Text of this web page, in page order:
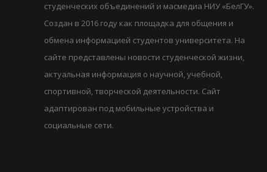
студенческих объединений и масмедиа НИУ «БелГУ».
Создан в 2016 году как площадка для общения и
обмена информацией студентов университета. На
сайте представлены новости студенческой жизни,
актуальная информация о научной, учебной,
спортивной, творческой деятельности. Сайт
адаптирован под мобильные устройства и
социальные сети.